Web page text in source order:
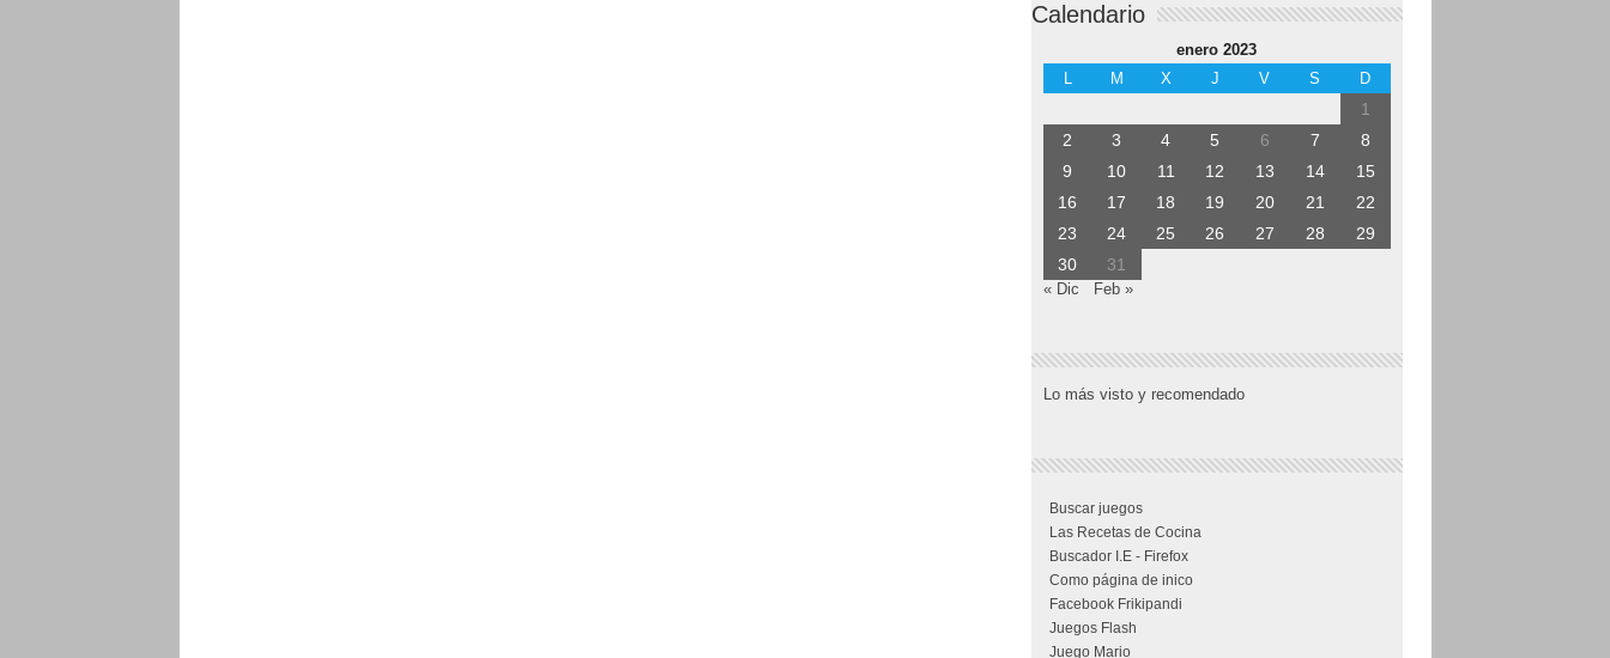
Calendario
enero 2023
L
M X J V S D
1
2
3 4 5 6 7
8
9
10 11 12 13 14
15
16
17 18 19 20 21
22
23
24 25 26 27 28
29
30
31
« Dic Feb »
Lo más visto y recomendado
Buscar juegos
Las Recetas de Cocina
Buscador I.E - Firefox
Como página de inico
Facebook Frikipandi
Juegos Flash
Juego Mario